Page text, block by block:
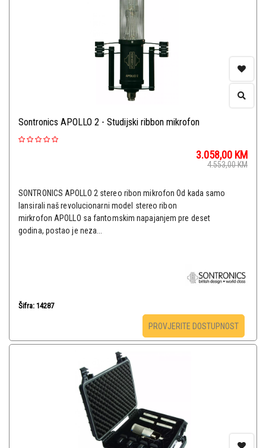
Sontronics APOLLO 2 - Studijski ribbon mikrofon
3.058,00 KM
4.553,00KM
SONTRONICS APOLLO 2 stereo ribon mikrofon Od kada samo
lansirali naš revolucionarni model stereo ribon
mirkrofon APOLLO sa fantomskim napajanjem pre deset
godina, postao je neza...
Šifra: 14287
PROVJERITE DOSTUPNOST